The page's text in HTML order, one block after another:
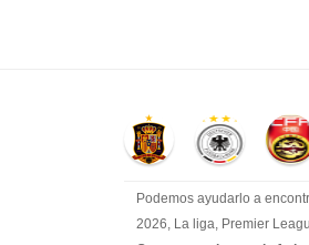
Podemos ayudarlo a
2026, La liga, Premier